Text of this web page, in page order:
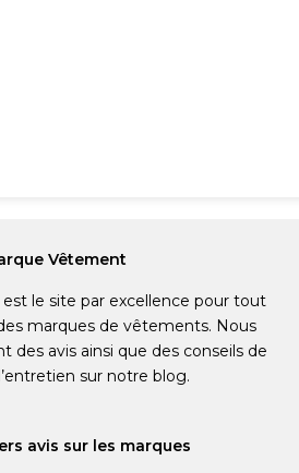
Vêtement
le site par excellence pour tout
marques de vêtements. Nous
des avis ainsi que des conseils de
sur notre blog.
avis sur les marques